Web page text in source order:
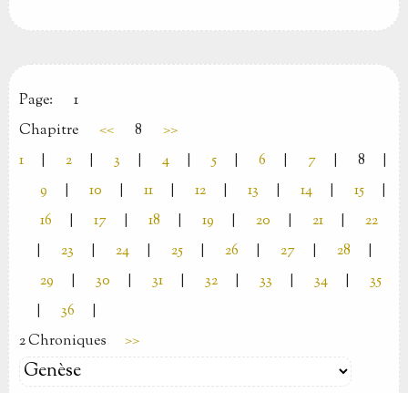
Page:
1
Chapitre
<< 8
>>
1
2 3 4 5 6 7 8
9
10 11 12 13 14 15
16
17 18 19 20 21
22
23 24 25 26 27 28
29
30 31 32 33 34
35
36
2 Chroniques
>>